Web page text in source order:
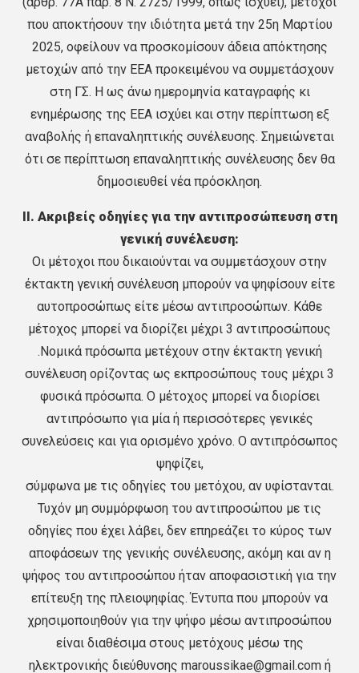
που αποκτήσουν την ιδιότητα μετά την 25η Μαρτίου
2025, οφείλουν να προσκομίσουν άδεια απόκτησης
μετοχών από την ΕΕΑ προκειμένου να συμμετάσχουν
στη ΓΣ. Η ως άνω ημερομηνία καταγραφής κι
ενημέρωσης της ΕΕΑ ισχύει και στην περίπτωση εξ
αναβολής ή επαναληπτικής συνέλευσης. Σημειώνεται
ότι σε περίπτωση επαναληπτικής συνέλευσης δεν θα
δημοσιευθεί νέα πρόσκληση.
ΙΙ. Ακριβείς οδηγίες για την αντιπροσώπευση στη
γενική συνέλευση:
Οι μέτοχοι που δικαιούνται να συμμετάσχουν στην
έκτακτη γενική συνέλευση μπορούν να ψηφίσουν είτε
αυτοπροσώπως είτε μέσω αντιπροσώπων. Κάθε
μέτοχος μπορεί να διορίζει μέχρι 3 αντιπροσώπους
.Νομικά πρόσωπα μετέχουν στην έκτακτη γενική
συνέλευση ορίζοντας ως εκπροσώπους τους μέχρι 3
φυσικά πρόσωπα. Ο μέτοχος μπορεί να διορίσει
αντιπρόσωπο για μία ή περισσότερες γενικές
συνελεύσεις και για ορισμένο χρόνο. O αντιπρόσωπος
ψηφίζει,
σύμφωνα με τις οδηγίες του μετόχου, αν υφίστανται.
Τυχόν μη συμμόρφωση του αντιπροσώπου με τις
οδηγίες που έχει λάβει, δεν επηρεάζει το κύρος των
αποφάσεων της γενικής συνέλευσης, ακόμη και αν η
ψήφος του αντιπροσώπου ήταν αποφασιστική για την
επίτευξη της πλειοψηφίας. Έντυπα που μπορούν να
χρησιμοποιηθούν για την ψήφο μέσω αντιπροσώπου
είναι διαθέσιμα στους μετόχους μέσω της
ηλεκτρονικής διεύθυνσης maroussikae@gmail.com ή